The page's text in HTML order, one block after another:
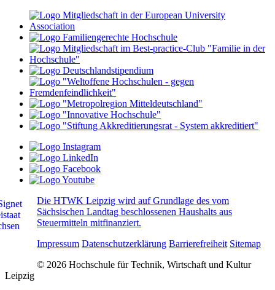
Die HTWK Leipzig wird auf Grundlage des vom
Sächsischen Landtag beschlossenen Haushalts aus
Steuermitteln mitfinanziert.
Impressum Datenschutzerklärung Barrierefreiheit Sitemap
© 2026 Hochschule für Technik, Wirtschaft und Kultur
Leipzig